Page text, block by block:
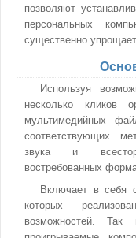
позволяют
персональных
существенно
Используя
несколько кликов
мультимедийных
соответствующих
звука и
востребованных
Включает в себя
которых
возможностей.